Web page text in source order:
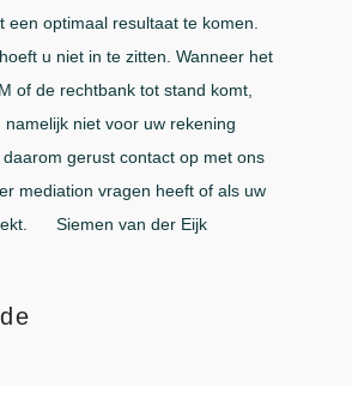
een optimaal resultaat te komen.
u niet in te zitten. Wanneer het
of de rechtbank tot stand komt,
namelijk niet voor uw rekening
gerust contact op met ons
mediation vragen heeft of als uw
Siemen van der Eijk